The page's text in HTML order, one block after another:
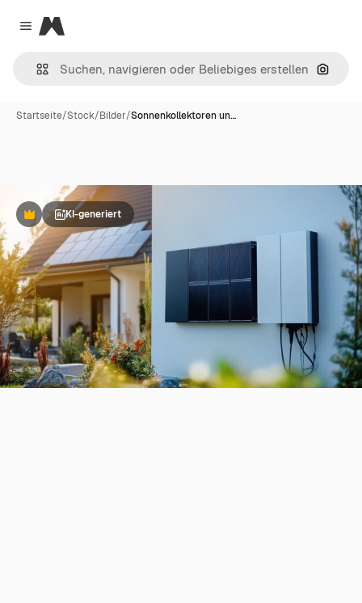
Close menu
Magnific
Nach
Startseite/Stock/Bilder/Sonnenkollektoren un…
PremiumKI-generiert